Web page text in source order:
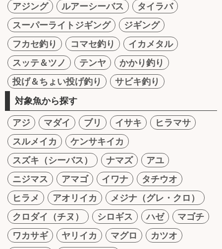
アジング
ルアーシーバス
タイラバ
スーパーライトジギング
ジギング
フカセ釣り
コマセ釣り
イカメタル
スッテ＆ツノ
テンヤ
かかり釣り
投げ＆ちょい投げ釣り
サビキ釣り
対象魚から探す
アジ マダイ ブリ イサキ
ヒラマサ
スルメイカ
ケンサキイカ
スズキ（シーバス）
ナマズ
アユ
ニジマス
アマゴ イワナ
タチウオ
ヒラメ
アオリイカ
メジナ（グレ・クロ）
クロダイ（チヌ）
シロギス ハゼ
マゴチ
ワカサギ
ヤリイカ マグロ
カツオ